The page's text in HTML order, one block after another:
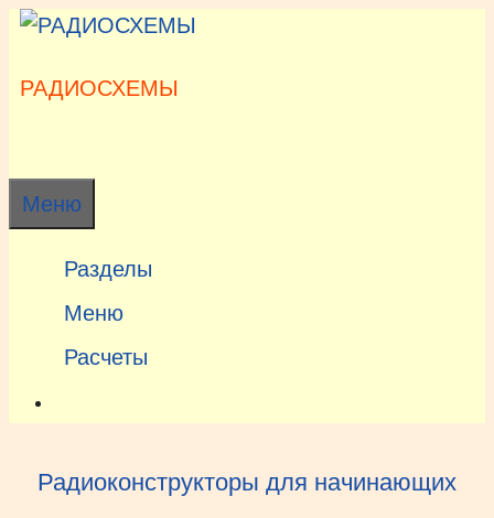
Перейти
РАДИОСХЕМЫ
Меню
Разделы
Меню
Расчеты
Радиоконструкторы для начинающих